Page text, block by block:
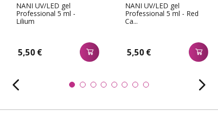
NANI UV/LED gel
Professional 5 ml -
Lilium
5,50 €
NANI UV/LED gel
Professional 5 ml - Red
Ca...
5,50 €